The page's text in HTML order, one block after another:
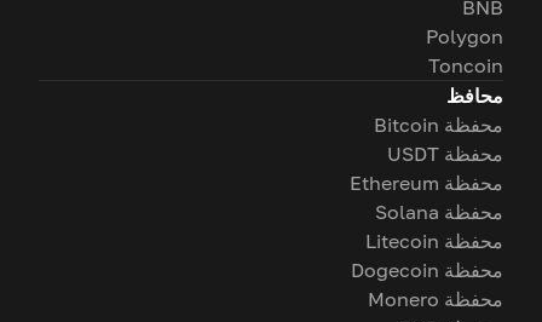
BNB
Polygon
Toncoin
محافظ
محفظة Bitcoin
محفظة USDT
محفظة Ethereum
محفظة Solana
محفظة Litecoin
محفظة Dogecoin
محفظة Monero